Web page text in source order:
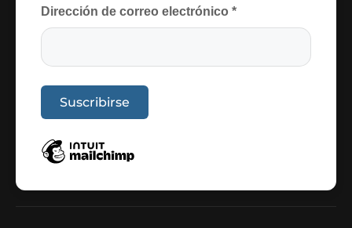
Dirección de correo electrónico *